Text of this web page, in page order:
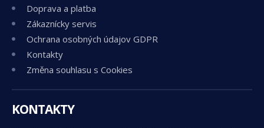
Doprava a platba
Zákaznícky servis
Ochrana osobných údajov GDPR
Kontakty
Změna souhlasu s Cookies
KONTAKTY